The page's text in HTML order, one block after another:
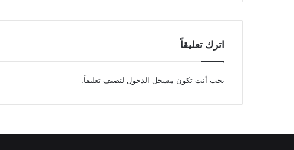
اترك تعليقاً
يجب أنت تكون مسجل الدخول لتضيف تعليقاً.